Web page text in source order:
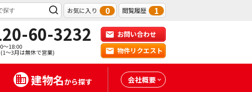
お気に入り 0 閲覧履歴 1
60-3232
～18:00
～3月は無休で営業)
お問い合わせ
物件リクエスト
建物名から探す 会社概要